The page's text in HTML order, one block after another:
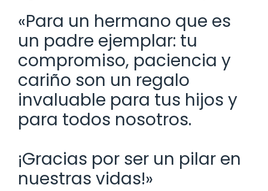
«Para un hermano que es
un padre ejemplar: tu
compromiso, paciencia y
cariño son un regalo
invaluable para tus hijos y
para todos nosotros.
¡Gracias por ser un pilar en
nuestras vidas!»